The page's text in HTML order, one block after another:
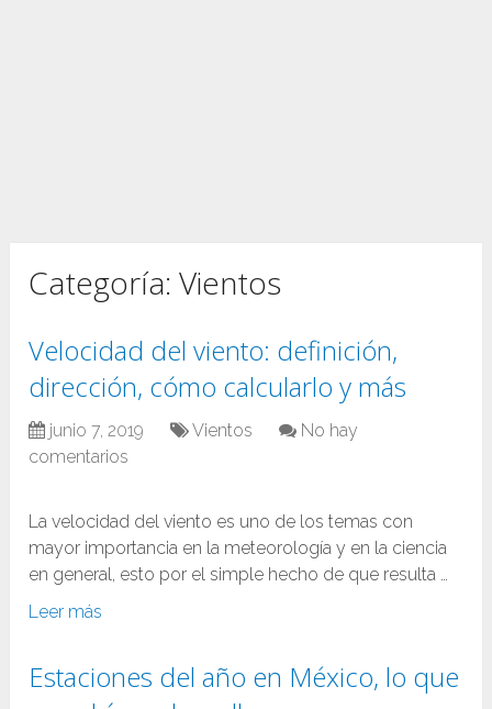
Categoría:Vientos
Velocidad del viento: definición,
dirección, cómo calcularlo y más
junio 7, 2019 Vientos
No hay
comentarios
La velocidad del viento es uno de los temas con
mayor importancia en la meteorología y en la ciencia
en general, esto por el simple hecho de que resulta …
Leer más
Estaciones del año en México, lo que